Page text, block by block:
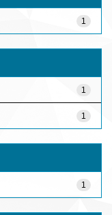
1
1
1
1